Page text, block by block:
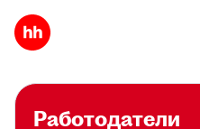
Работодатели